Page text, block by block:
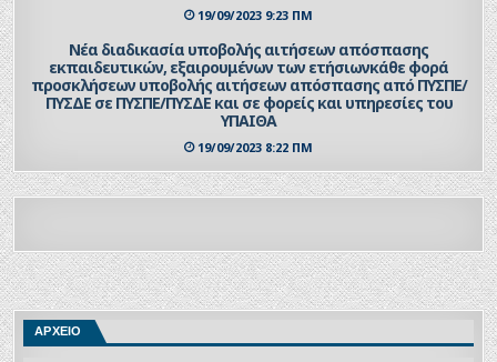
19/09/2023 9:23 ΠΜ
Νέα διαδικασία υποβολής αιτήσεων απόσπασης
εκπαιδευτικών, εξαιρουμένων των ετήσιωνκάθε φορά
προσκλήσεων υποβολής αιτήσεων απόσπασης από ΠΥΣΠΕ/
ΠΥΣΔΕ σε ΠΥΣΠΕ/ΠΥΣΔΕ και σε φορείς και υπηρεσίες του
ΥΠΑΙΘΑ
19/09/2023 8:22 ΠΜ
ΑΡΧΕΙΟ